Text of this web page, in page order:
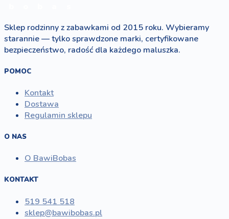
Sklep rodzinny z zabawkami od 2015 roku. Wybieramy
starannie — tylko sprawdzone marki, certyfikowane
bezpieczeństwo, radość dla każdego maluszka.
POMOC
Kontakt
Dostawa
Regulamin sklepu
O NAS
O BawiBobas
KONTAKT
519 541 518
sklep@bawibobas.pl